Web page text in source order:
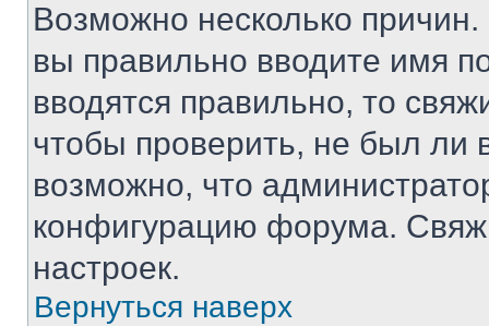
Возможно несколько
вы правильно вводите имя
вводятся правильно, то
чтобы проверить, не был ли
возможно, что
конфигурацию форума.
настроек.
Вернуться наверх